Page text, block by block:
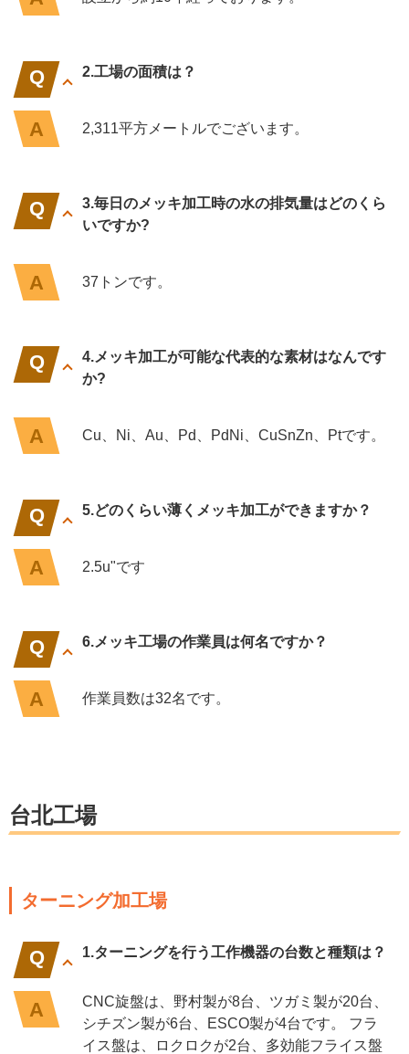
2.工場の面積は？
2,311平方メートルでございます。
3.毎日のメッキ加工時の水の排気量はどのくら
いですか?
37トンです。
4.メッキ加工が可能な代表的な素材はなんです
か?
Cu、Ni、Au、Pd、PdNi、CuSnZn、Ptです。
5.どのくらい薄くメッキ加工ができますか？
2.5u"です
6.メッキ工場の作業員は何名ですか？
作業員数は32名です。
台北工場
ターニング加工場
1.ターニングを行う工作機器の台数と種類は？
CNC旋盤は、野村製が8台、ツガミ製が20台、
シチズン製が6台、ESCO製が4台です。 フラ
イス盤は、ロクロクが2台、多効能フライス盤